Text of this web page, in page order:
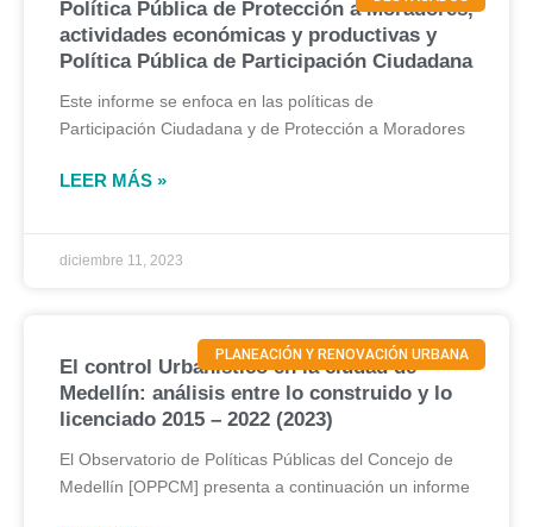
Política Pública de Protección a Moradores,
actividades económicas y productivas y
Política Pública de Participación Ciudadana
Este informe se enfoca en las políticas de
Participación Ciudadana y de Protección a Moradores
LEER MÁS »
diciembre 11, 2023
PLANEACIÓN Y RENOVACIÓN URBANA
El control Urbanístico en la ciudad de
Medellín: análisis entre lo construido y lo
licenciado 2015 – 2022 (2023)
El Observatorio de Políticas Públicas del Concejo de
Medellín [OPPCM] presenta a continuación un informe